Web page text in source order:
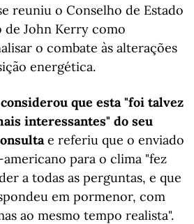
reuniu o Conselho de Estado
de John Kerry como
o combate às alterações
energética.
que esta "foi talvez
interessantes" do seu
e referiu que o enviado
para o clima "fez
a todas as perguntas, e que
em pormenor, com
ao mesmo tempo realista".